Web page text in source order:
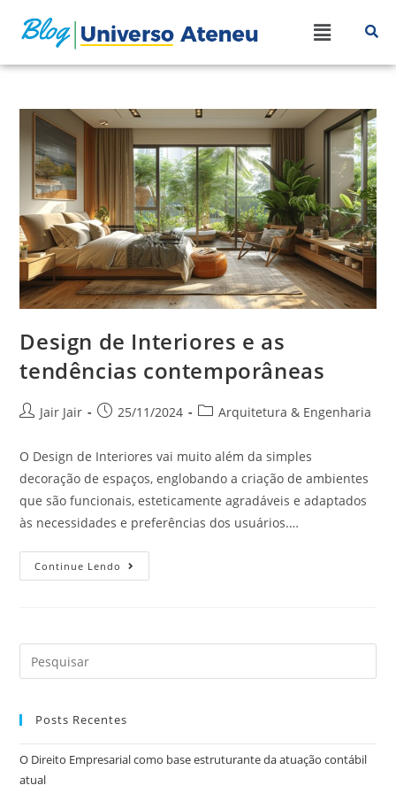
Design de Interiores e as
tendências contemporâneas
Jair Jair 25/11/2024 Arquitetura & Engenharia
O Design de Interiores vai muito além da simples
decoração de espaços, englobando a criação de ambientes
que são funcionais, esteticamente agradáveis e adaptados
às necessidades e preferências dos usuários.…
Continue Lendo
Posts Recentes
O Direito Empresarial como base estruturante da atuação contábil
atual